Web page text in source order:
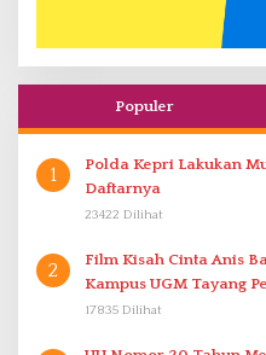
Populer
1
Polda Kepri Lakukan
Daftarnya
23422 Dilihat
2
Film Kisah Cinta Anis
Kampus UGM Tayang
17835 Dilihat